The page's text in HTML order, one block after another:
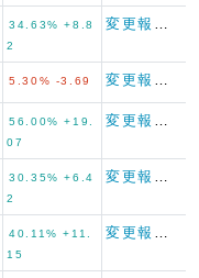
34.63% +8.8
2
5.30% -3.69
56.00% +19.
07
30.35% +6.4
2
40.11% +11.
15